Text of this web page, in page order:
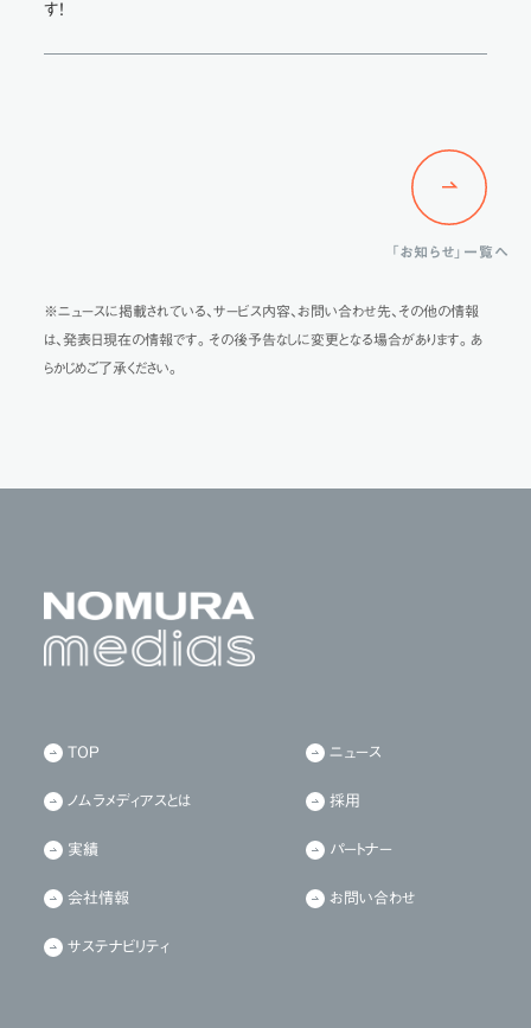
す！
「お知らせ」一覧へ
※ニュースに掲載されている、サービス内容、お問い合わせ先、その他の情報
は、発表日現在の情報です。その後予告なしに変更となる場合があります。あ
らかじめご了承ください。
TOP
ノムラメディアスとは
実績
会社情報
サステナビリティ
ニュース
採用
パートナー
お問い合わせ